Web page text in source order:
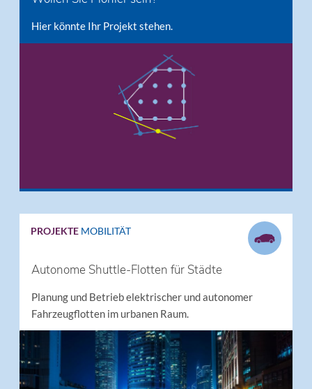
Hier könnte Ihr Projekt stehen.
PROJEKTE MOBILITÄT
Autonome Shuttle-Flotten für Städte
Planung und Betrieb elektrischer und autonomer
Fahrzeugflotten im urbanen Raum.